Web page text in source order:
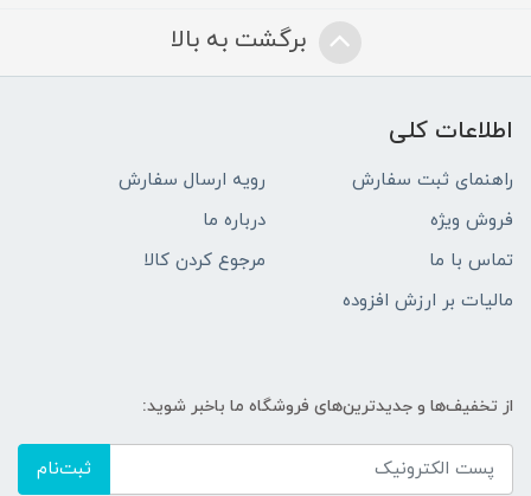
برگشت به بالا
اطلاعات کلی
راهنمای ثبت سفارش
رویه ارسال سفارش
فروش ویژه
درباره ما
تماس با ما
مرجوع کردن کالا
مالیات بر ارزش افزوده
از تخفیف‌ها و جدیدترین‌های فروشگاه ما باخبر شوید:
ثبت‌نام